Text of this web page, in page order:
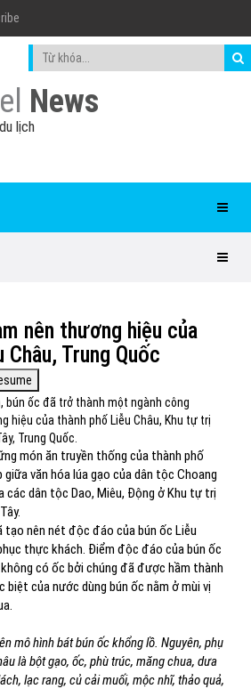
News
lịch
nên thương hiệu của
Trung Quốc
bún ốc đã trở thành một ngành công
hiệu của thành phố Liễu Châu, Khu tự trị
Trung Quốc.
món ăn truyền thống của thành phố
văn hóa lúa gạo của dân tộc Choang
các dân tộc Dao, Miêu, Động ở Khu tự trị
tạo nên nét độc đáo của bún ốc Liễu
thực khách. Điểm độc đáo của bún ốc
có ốc bởi chúng đã được hầm thành
biệt của nước dùng bún ốc nằm ở mùi vị
mô hình bát bún ốc khổng lồ. Nguyên, phụ
là bột gạo, ốc, phù trúc, măng chua, dưa
lạc rang, củ cải muối, mộc nhĩ, thảo quả,